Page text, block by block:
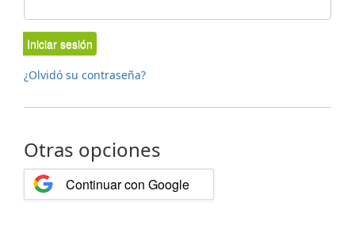
Iniciar sesión
¿Olvidó su contraseña?
Otras opciones
Continuar con Google